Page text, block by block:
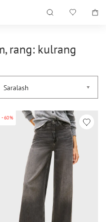
rang: kulrang
Saralash
-60%